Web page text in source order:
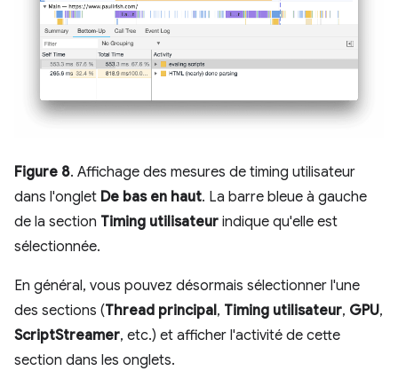
Figure 8. Affichage des mesures de timing utilisateur
dans l'onglet De bas en haut. La barre bleue à gauche
de la section Timing utilisateur indique qu'elle est
sélectionnée.
En général, vous pouvez désormais sélectionner l'une
des sections (Thread principal, Timing utilisateur, GPU,
ScriptStreamer, etc.) et afficher l'activité de cette
section dans les onglets.